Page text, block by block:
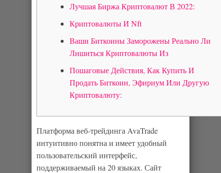
Лучшая Биржа Криптовалют В 2022:
Криптовалюты И Nft
Ваши Биткоины Заморожены Реально Ли
Лишиться Криптовалюты Из
Пошаговые Действия, Как Купить И
Продать Биткоин, Эфириум Или Другую
Криптовалюту:
Платформа веб-трейдинга AvaTrade
интуитивно понятна и имеет удобный
пользовательский интерфейс,
поддерживаемый на 20 языках. Сайт